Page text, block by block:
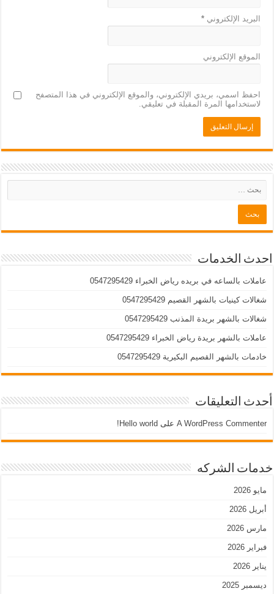
البريد الإلكتروني*
الموقع الإلكتروني
احفظ اسمي، بريدي الإلكتروني، والموقع الإلكتروني في هذا المتصفح
لاستخدامها المرة المقبلة في تعليقي.
احدث الخدمات
عاملات بالساعه في بريده رياض الخبراء 0547295429
شغالات كينيات بالشهر القصيم 0547295429
شغالات بالشهر بريدة المذنب 0547295429
عاملات بالشهر بريدة رياض الخبراء 0547295429
خادمات بالشهر القصيم البكيرية 0547295429
أحدث التعليقات
A WordPress Commenter على Hello world!
خدمات الشركه
مايو 2026
أبريل 2026
مارس 2026
فبراير 2026
يناير 2026
ديسمبر 2025